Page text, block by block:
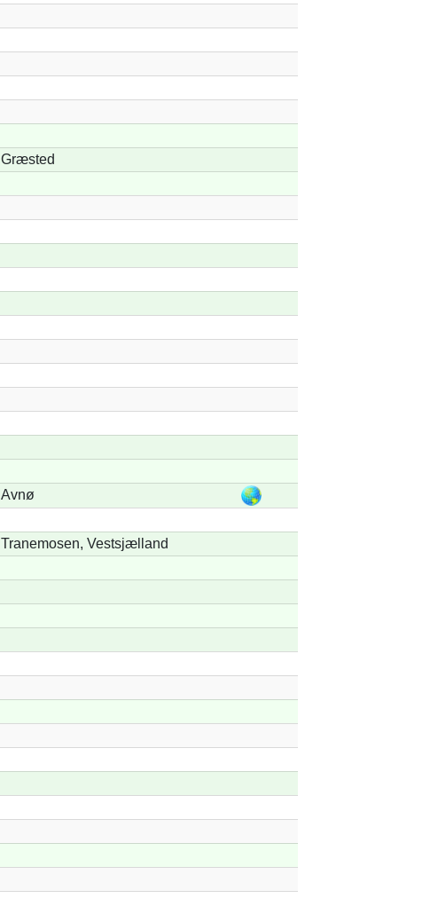
Græsted
Avnø
Tranemosen, Vestsjælland